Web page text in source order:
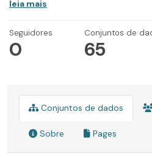
leia mais
Seguidores
0
Conjuntos de
65
Conjuntos de dados
Sobre Pages